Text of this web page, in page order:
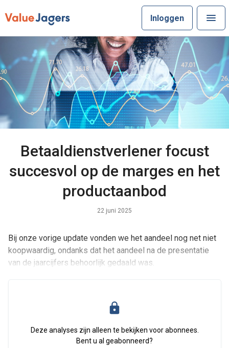
Inloggen
Betaaldienstverlener focust
succesvol op de marges en het
productaanbod
22 juni 2025
Bij onze vorige update vonden we het aandeel nog net niet
koopwaardig, ondanks dat het aandeel na de presentatie
van de jaarcijfers behoorlijk gedaald was.
Deze analyses zijn alleen te bekijken voor abonnees.
Bent u al geabonneerd?